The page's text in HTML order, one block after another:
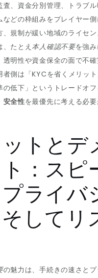
査、資金分別管理、トラブ
などの枠組みをプレイヤー側
、規制が緩い地域のライセ
たとえ 本人確認不要を強
透明性や資金保全の面で不
側は「KYCを省くメリット
の低下」というトレードオ
安全性を最優先に考える必要
トとデ
：スピ
プライバ
してリ
の魅力は、手続きの速さとプ